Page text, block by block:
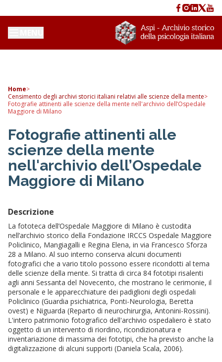
Home>
Censimento degli archivi storici italiani relativi alle scienze della mente>
Fotografie attinenti alle scienze della mente nell'archivio dell’Ospedale
Maggiore di Milano
Fotografie attinenti alle
scienze della mente
nell'archivio dell’Ospedale
Maggiore di Milano
Descrizione
La fototeca dell’Ospedale Maggiore di Milano è custodita
nell’archivio storico della Fondazione IRCCS Ospedale Maggiore
Policlinico, Mangiagalli e Regina Elena, in via Francesco Sforza
28 a Milano. Al suo interno conserva alcuni documenti
fotografici che a vario titolo possono essere ricondotti al tema
delle scienze della mente. Si tratta di circa 84 fototipi risalenti
agli anni Sessanta del Novecento, che mostrano le cerimonie, il
personale e le apparecchiature dei padiglioni degli ospedali
Policlinico (Guardia psichiatrica, Ponti-Neurologia, Beretta
ovest) e Niguarda (Reparto di neurochirurgia, Antonini-Rossini).
L'intero patrimonio fotografico dell'archivio ospedaliero è stato
oggetto di un intervento di riordino, ricondizionatura e
inventariazione di massima dei fototipi, che ha previsto anche la
digitalizzazione di alcuni supporti (Daniela Scala, 2006).